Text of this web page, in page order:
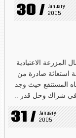
30 / January
2005
المزرعة الاعتيادية
استغاثة صادرة من
المستنقع حيث وجد
في شراك وحل قذر ..
31 / January
2005